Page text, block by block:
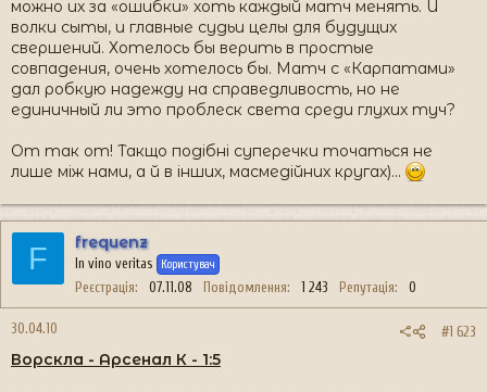
можно их за «ошибки» хоть каждый матч менять. И
волки сыты, и главные судьи целы для будущих
свершений. Хотелось бы верить в простые
совпадения, очень хотелось бы. Матч с «Карпатами»
дал робкую надежду на справедливость, но не
единичный ли это проблеск света среди глухих туч?
От так от! Такщо подібні суперечки точаться не
лише між нами, а й в інших, масмедійних кругах)...
F frequenz
In vino veritas Користувач
Реєстрація 07.11.08 Повідомлення 1 243 Репутація 0
30.04.10 #1 623
Ворскла - Арсенал К - 1:5